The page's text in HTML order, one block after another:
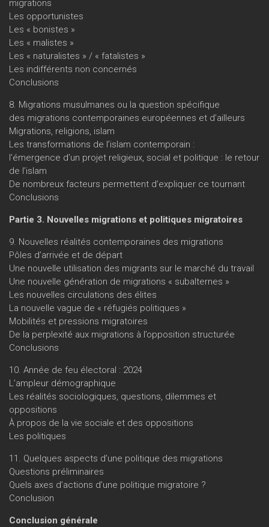
migrations
Les opportunistes
Les « bonistes »
Les « malistes »
Les « naturalistes » / « fatalistes »
Les indifférents non concernés
Conclusions
8. Migrations musulmanes ou la question spécifique
des migrations contemporaines européennes et d’ailleurs
Migrations, religions, islam
Les transformations de l’islam contemporain :
l’émergence d’un projet religieux, social et politique : le retour
de l’islam
De nombreux facteurs permettent d’expliquer ce tournant
Conclusions
Partie 3. Nouvelles migrations et politiques migratoires
9. Nouvelles réalités contemporaines des migrations
Pôles d’arrivée et de départ
Une nouvelle utilisation des migrants sur le marché du travail
Une nouvelle génération de migrations « subalternes »
Les nouvelles circulations des élites
La nouvelle vague de « réfugiés politiques »
Mobilités et pressions migratoires
De la perplexité aux migrations à l’opposition structurée
Conclusions
10. Année de feu électoral : 2024
L’ampleur démographique
Les réalités sociologiques, questions, dilemmes et
oppositions
À propos de la vie sociale et des oppositions
Les politiques
11. Quelques aspects d’une politique des migrations
Questions préliminaires
Quels axes d’actions d’une politique migratoire ?
Conclusion
Conclusion générale